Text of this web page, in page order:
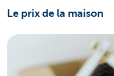
Le prix de la maison